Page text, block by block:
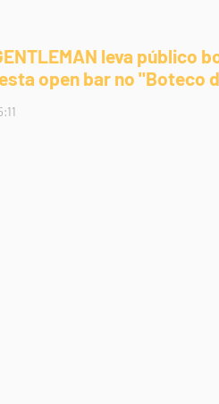
leva público
open bar no "Boteco